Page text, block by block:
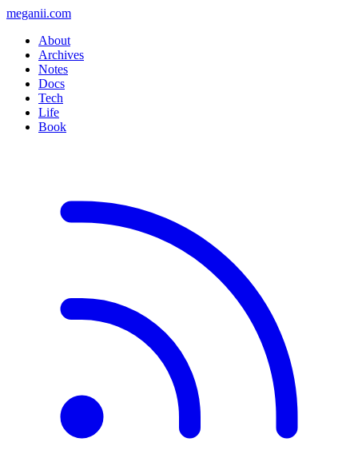
meganii.com
About
Archives
Notes
Docs
Tech
Life
Book